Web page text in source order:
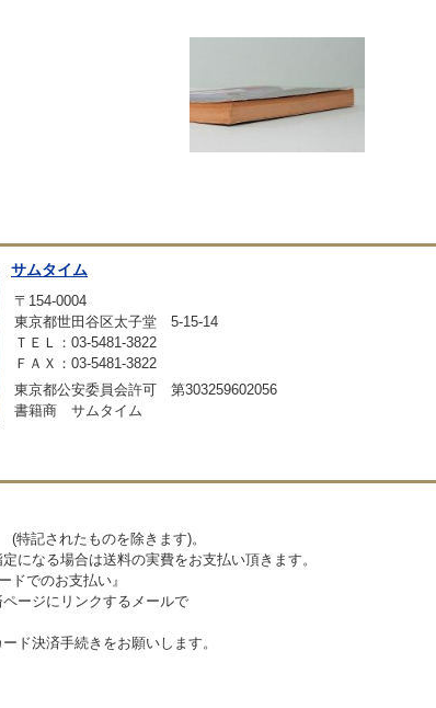
サムタイム
〒154-0004
東京都世田谷区太子堂 5-15-14
ＴＥＬ：03-5481-3822
ＦＡＸ：03-5481-3822
東京都公安委員会許可 第303259602056
書籍商 サムタイム
特記されたものを除きます)。
になる場合は送料の実費をお支払い頂きます。
ドでのお支払い』
ージにリンクするメールで
ド決済手続きをお願いします。